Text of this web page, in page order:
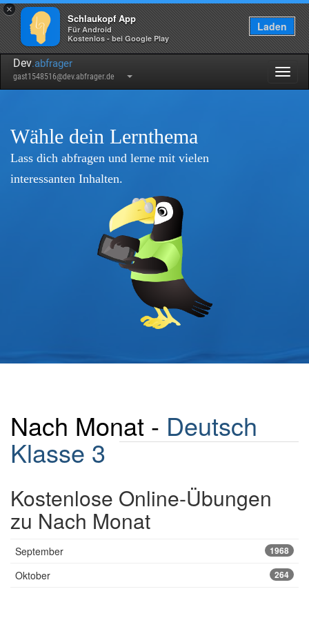
×
Schlaukopf App
Für Android
Kostenlos - bei Google Play
Laden
Dev.abfrager
gast1548516@dev.abfrager.de
Wähle dein Lernthema
Lass dich abfragen und lerne mit vielen
interessanten Inhalten.
Nach Monat - Deutsch
Klasse 3
Kostenlose Online-Übungen
zu Nach Monat
September 1968
Oktober 264